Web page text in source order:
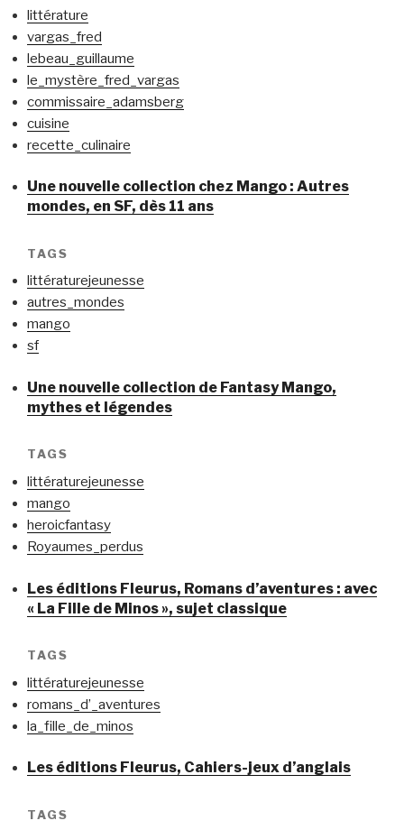
littérature
vargas_fred
lebeau_guillaume
le_mystère_fred_vargas
commissaire_adamsberg
cuisine
recette_culinaire
Une nouvelle collection chez Mango : Autres
mondes, en SF, dès 11 ans
TAGS
littératurejeunesse
autres_mondes
mango
sf
Une nouvelle collection de Fantasy Mango,
mythes et légendes
TAGS
littératurejeunesse
mango
heroicfantasy
Royaumes_perdus
Les éditions Fleurus, Romans d’aventures : avec
« La Fille de Minos », sujet classique
TAGS
littératurejeunesse
romans_d’_aventures
la_fille_de_minos
Les éditions Fleurus, Cahiers-jeux d’anglais
TAGS